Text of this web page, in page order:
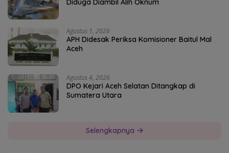
Diduga Diambil Alih Oknum
Agustus 1, 2026
APH Didesak Periksa Komisioner Baitul Mal
Aceh
Agustus 4, 2026
DPO Kejari Aceh Selatan Ditangkap di
Sumatera Utara
Selengkapnya